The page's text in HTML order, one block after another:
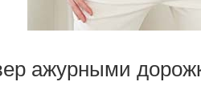
ажурными